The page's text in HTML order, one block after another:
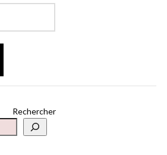
Rechercher